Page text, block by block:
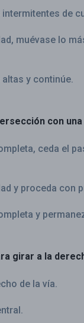
de
muévase lo
y continúe.
con
ceda el
y proceda con
y
girar a la
de la vía.